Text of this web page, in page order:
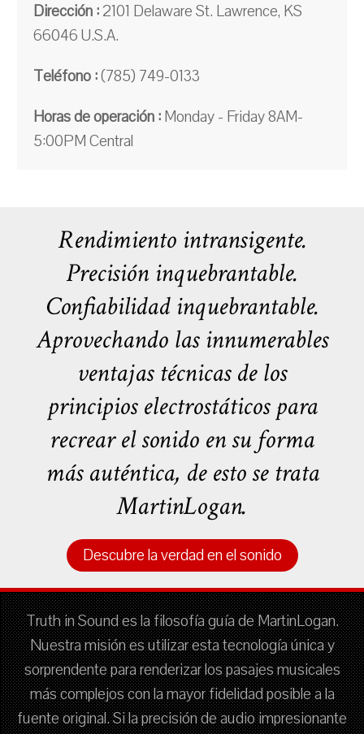
Dirección :2101 Delaware St. Lawrence, KS
66046 U.S.A.
Teléfono :(785) 749-0133
Horas de operación :Monday - Friday 8AM-
5:00PM Central
Rendimiento intransigente.
Precisión inquebrantable.
Confiabilidad inquebrantable.
Aprovechando las innumerables
ventajas técnicas de los
principios electrostáticos para
recrear el sonido en su forma
más auténtica, de esto se trata
MartinLogan.
Descubre la verdad en el sonido
Truth in Sound es la filosofía guía de MartinLogan.
Nuestra misión es utilizar esta tecnología única y
sorprendente para renderizar los pasajes musicales
más complejos con la mayor fidelidad posible a la
fuente original. Si la precisión de audio impresionante